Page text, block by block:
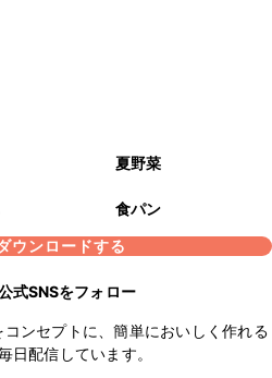
夏野菜
食パン
ウンロードする
式SNSをフォロー
コンセプトに、簡単においしく作れる
日配信しています。